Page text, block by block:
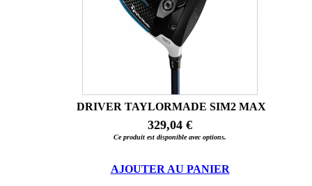
DRIVER TAYLORMADE SIM2 MAX
329,04 €
Ce produit est disponible avec options.
AJOUTER AU PANIER